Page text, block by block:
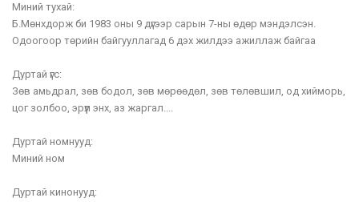
Миний тухай:
Б.Мөнхдорж би 1983 оны 9 дүгээр сарын 7-ны өдөр мэндэлсэн.
Одоогоор төрийн байгууллагад 6 дэх жилдээ ажиллаж байгаа
Дуртай үгс:
Зөв амьдрал, зөв бодол, зөв мөрөөдөл, зөв төлөвшил, од хийморь,
цог золбоо, эрүүл энх, аз жаргал....
Дуртай номнууд:
Миний ном
Дуртай кинонууд: